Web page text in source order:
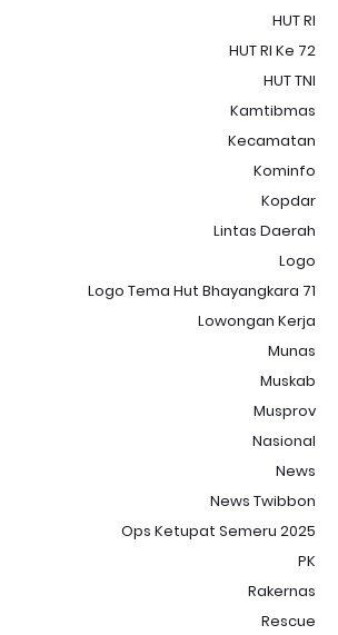
HUT RI
HUT RI Ke 72
HUT TNI
Kamtibmas
Kecamatan
Kominfo
Kopdar
Lintas Daerah
Logo
Logo Tema Hut Bhayangkara 71
Lowongan Kerja
Munas
Muskab
Musprov
Nasional
News
News Twibbon
Ops Ketupat Semeru 2025
PK
Rakernas
Rescue